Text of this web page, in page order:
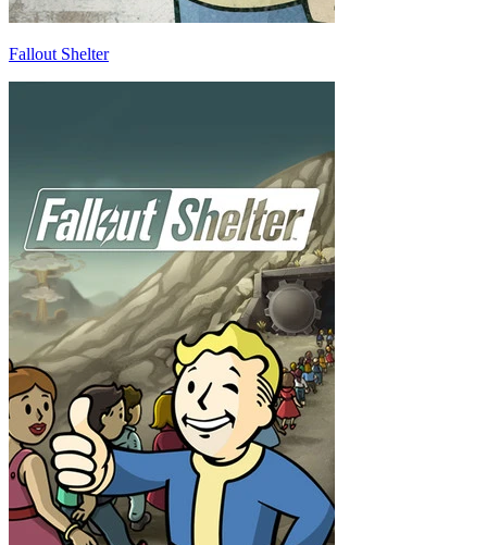
Fallout Shelter